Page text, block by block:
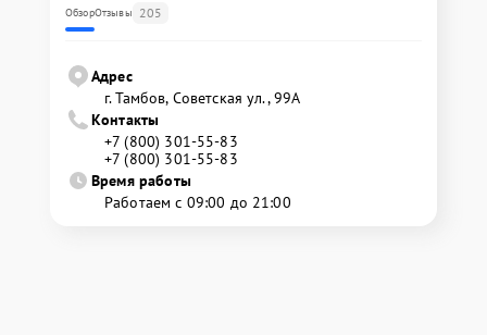
ОбзорОтзывы 205
Адрес
г. Тамбов, Советская ул., 99А
Контакты
+7 (800) 301-55-83
+7 (800) 301-55-83
Время работы
Работаем с 09:00 до 21:00